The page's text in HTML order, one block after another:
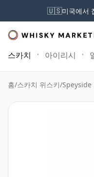
🇺🇸미국에서
스카치 아이리시
홈/스카치 위스키/Speyside